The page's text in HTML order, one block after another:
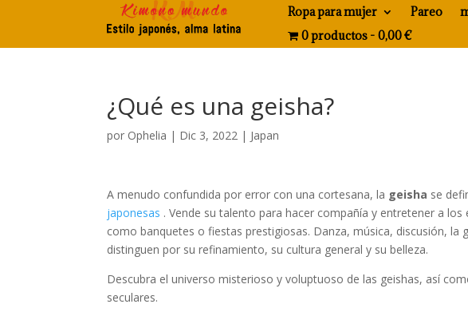
Ropa para mujer Pareo
0 productos
0,00 €
¿Qué es una geisha?
por Ophelia | Dic 3, 2022 | Japan
A menudo confundida por error con una cortesana, la geisha se
japonesas . Vende su talento para hacer compañía y entretener a
como banquetes o fiestas prestigiosas. Danza, música, discusión, la
distinguen por su refinamiento, su cultura general y su belleza.
Descubra el universo misterioso y voluptuoso de las geishas, ​​así
seculares.